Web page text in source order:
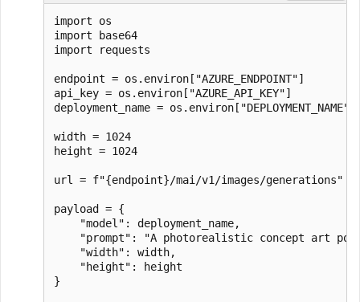
import os
import base64
import requests
endpoint = os.environ["AZURE_ENDPOINT"]
api_key = os.environ["AZURE_API_KEY"]
deployment_name = os.environ["DEPLOYMENT_NAME"]
width = 1024
height = 1024
url = f"{endpoint}/mai/v1/images/generations"
payload = {
    "model": deployment_name,
"prompt": "A photorealistic concept art
    "width": width,
    "height": height
}